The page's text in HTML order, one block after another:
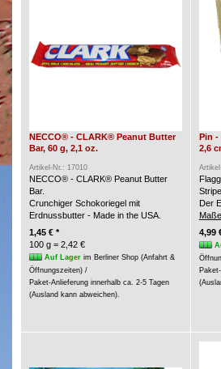
NECCO® - CLARK® Peanut Butter
Bar, 60 g, 2,1 oz.
Artikel-Nr.: 17010
NECCO® - CLARK® Peanut Butter
Bar.
Crunchiger Schokoriegel mit
Erdnussbutter - Made in the USA.
1,45 € *
100 g = 2,42 €
Auf Lagerim Berliner Shop (Anfahrt &
Öffnungszeiten) /
Paket-Anlieferung innerhalb ca. 2-5 Tagen
(Ausland kann abweichen).
Pin -
2,6
Der
4,99